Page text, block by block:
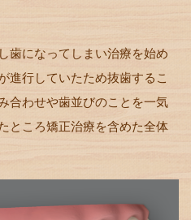
歯になってしまい治療を始め
進行していたため抜歯するこ
合わせや歯並びのことを一気
ところ矯正治療を含めた全体